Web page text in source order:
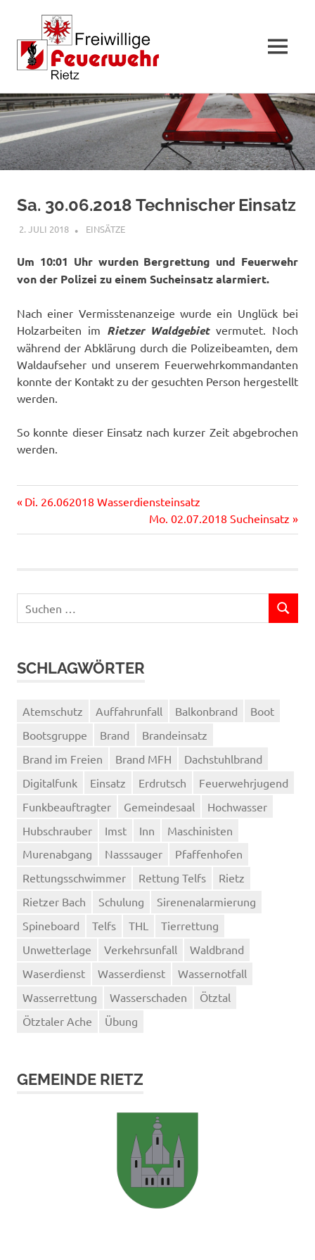
Zum
Inhalt
springen
MENÜ
Sa. 30.06.2018 Technischer Einsatz
2. JULI 2018 RAINER SCHUCHTER
EINSÄTZE
Um 10:01 Uhr wurden Bergrettung und Feuerwehr
von der Polizei zu einem Sucheinsatz alarmiert.
Nach einer Vermisstenanzeige wurde ein Unglück bei
Holzarbeiten im Rietzer Waldgebiet vermutet. Noch
während der Abklärung durch die Polizeibeamten, dem
Waldaufseher und unserem Feuerwehrkommandanten
konnte der Kontakt zu der gesuchten Person hergestellt
werden.
So konnte dieser Einsatz nach kurzer Zeit abgebrochen
werden.
Beitragsnavigation
Vorheriger
Di. 26.062018 Wasserdiensteinsatz
Nächster
Beitrag:
Mo. 02.07.2018 Sucheinsatz
nach:
SUCHEN
SCHLAGWÖRTER
Atemschutz Auffahrunfall Balkonbrand
Boot
Bootsgruppe
Brand
Brandeinsatz
Brand im Freien
Brand MFH
Dachstuhlbrand
Digitalfunk
Einsatz Erdrutsch
Feuerwehrjugend
Funkbeauftragter
Gemeindesaal
Hochwasser
Hubschrauber
Imst Inn
Maschinisten
Murenabgang
Nasssauger
Pfaffenhofen
Rettungsschwimmer
Rettung Telfs
Rietz
Rietzer Bach
Schulung
Sirenenalarmierung
Spineboard
Telfs THL
Tierrettung
Unwetterlage
Verkehrsunfall
Waldbrand
Waserdienst
Wasserdienst
Wassernotfall
Wasserrettung
Wasserschaden
Ötztal
Ötztaler Ache
Übung
GEMEINDE RIETZ